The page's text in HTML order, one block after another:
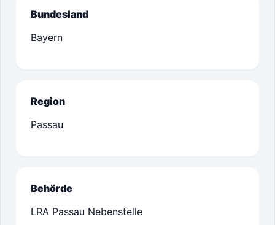
Bundesland
Bayern
Region
Passau
Behörde
LRA Passau Nebenstelle